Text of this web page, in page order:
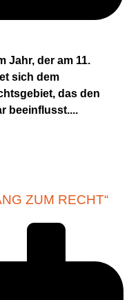
Jahr, der am 11.
sich dem
das den
beeinflusst....
ZUM RECHT“